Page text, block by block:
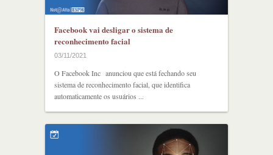
Facebook vai desligar o sistema de
reconhecimento facial
03/11/2021
O Facebook Inc anunciou que está fechando seu
sistema de reconhecimento facial, que identifica
automaticamente os usuários ...